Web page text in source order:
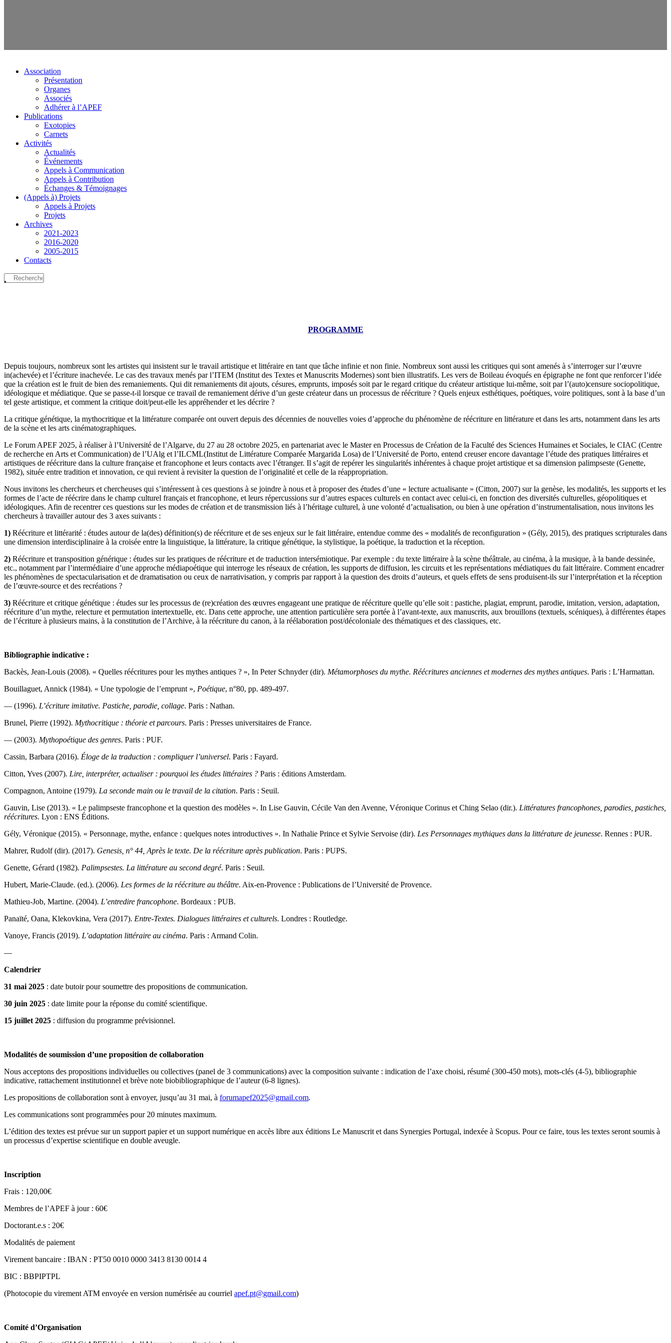
Association
Présentation
Organes
Associés
Adhérer à l’APEF
Publications
Exotopies
Carnets
Activités
Actualités
Événements
Appels à Communication
Appels à Contribution
Échanges & Témoignages
(Appels à) Projets
Appels à Projets
Projets
Archives
2021-2023
2016-2020
2005-2015
Contacts
PROGRAMME
Depuis toujours, nombreux sont les artistes qui insistent sur le travail artistique et littéraire en tant que tâche infinie et non finie. Nombreux sont aussi les critiques qui sont amenés à s’interroger sur l’œuvre
in(achevée) et l’écriture inachevée. Le cas des travaux menés par l’ITEM (Institut des Textes et Manuscrits Modernes) sont bien illustratifs. Les vers de Boileau évoqués en épigraphe ne font que renforcer l’idée
que la création est le fruit de bien des remaniements. Qui dit remaniements dit ajouts, césures, emprunts, imposés soit par le regard critique du créateur artistique lui-même, soit par l’(auto)censure sociopolitique,
idéologique et médiatique. Que se passe-t-il lorsque ce travail de remaniement dérive d’un geste créateur dans un processus de réécriture ? Quels enjeux esthétiques, poétiques, voire politiques, sont à la base d’un
tel geste artistique, et comment la critique doit/peut-elle les appréhender et les décrire ?
La critique génétique, la mythocritique et la littérature comparée ont ouvert depuis des décennies de nouvelles voies d’approche du phénomène de réécriture en littérature et dans les arts, notamment dans les arts
de la scène et les arts cinématographiques.
Le Forum APEF 2025, à réaliser à l’Université de l’Algarve, du 27 au 28 octobre 2025, en partenariat avec le Master en Processus de Création de la Faculté des Sciences Humaines et Sociales, le CIAC (Centre
de recherche en Arts et Communication) de l’UAlg et l’ILCML(Institut de Littérature Comparée Margarida Losa) de l’Université de Porto, entend creuser encore davantage l’étude des pratiques littéraires et
artistiques de réécriture dans la culture française et francophone et leurs contacts avec l’étranger. Il s’agit de repérer les singularités inhérentes à chaque projet artistique et sa dimension palimpseste (Genette,
1982), située entre tradition et innovation, ce qui revient à revisiter la question de l’originalité et celle de la réappropriation.
Nous invitons les chercheurs et chercheuses qui s’intéressent à ces questions à se joindre à nous et à proposer des études d’une « lecture actualisante » (Citton, 2007) sur la genèse, les modalités, les supports et les
formes de l’acte de réécrire dans le champ culturel français et francophone, et leurs répercussions sur d’autres espaces culturels en contact avec celui-ci, en fonction des diversités culturelles, géopolitiques et
idéologiques. Afin de recentrer ces questions sur les modes de création et de transmission liés à l’héritage culturel, à une volonté d’actualisation, ou bien à une opération d’instrumentalisation, nous invitons les
chercheurs à travailler autour des 3 axes suivants :
1) Réécriture et littérarité : études autour de la(des) définition(s) de réécriture et de ses enjeux sur le fait littéraire, entendue comme des « modalités de reconfiguration » (Gély, 2015), des pratiques scripturales dans
une dimension interdisciplinaire à la croisée entre la linguistique, la littérature, la critique génétique, la stylistique, la poétique, la traduction et la réception.
2) Réécriture et transposition générique : études sur les pratiques de réécriture et de traduction intersémiotique. Par exemple : du texte littéraire à la scène théâtrale, au cinéma, à la musique, à la bande dessinée,
etc., notamment par l’intermédiaire d’une approche médiapoétique qui interroge les réseaux de création, les supports de diffusion, les circuits et les représentations médiatiques du fait littéraire. Comment encadrer
les phénomènes de spectacularisation et de dramatisation ou ceux de narrativisation, y compris par rapport à la question des droits d’auteurs, et quels effets de sens produisent-ils sur l’interprétation et la réception
de l’œuvre-source et des recréations ?
3) Réécriture et critique génétique : études sur les processus de (re)création des œuvres engageant une pratique de réécriture quelle qu’elle soit : pastiche, plagiat, emprunt, parodie, imitation, version, adaptation,
réécriture d’un mythe, relecture et permutation intertextuelle, etc. Dans cette approche, une attention particulière sera portée à l’avant-texte, aux manuscrits, aux brouillons (textuels, scéniques), à différentes étapes
de l’écriture à plusieurs mains, à la constitution de l’Archive, à la réécriture du canon, à la réélaboration post/décoloniale des thématiques et des classiques, etc.
Bibliographie indicative :
Backès, Jean-Louis (2008). « Quelles réécritures pour les mythes antiques ? », In Peter Schnyder (dir). Métamorphoses du mythe. Réécritures anciennes et modernes des mythes antiques. Paris : L’Harmattan.
Bouillaguet, Annick (1984). « Une typologie de l’emprunt », Poétique, n°80, pp. 489-497.
— (1996). L’écriture imitative. Pastiche, parodie, collage. Paris : Nathan.
Brunel, Pierre (1992). Mythocritique : théorie et parcours. Paris : Presses universitaires de France.
— (2003). Mythopoétique des genres. Paris : PUF.
Cassin, Barbara (2016). Éloge de la traduction : compliquer l’universel. Paris : Fayard.
Citton, Yves (2007). Lire, interpréter, actualiser : pourquoi les études littéraires ? Paris : éditions Amsterdam.
Compagnon, Antoine (1979). La seconde main ou le travail de la citation. Paris : Seuil.
Gauvin, Lise (2013). « Le palimpseste francophone et la question des modèles ». In Lise Gauvin, Cécile Van den Avenne, Véronique Corinus et Ching Selao (dir.). Littératures francophones, parodies, pastiches,
réécritures. Lyon : ENS Éditions.
Gély, Véronique (2015). « Personnage, mythe, enfance : quelques notes introductives ». In Nathalie Prince et Sylvie Servoise (dir). Les Personnages mythiques dans la littérature de jeunesse. Rennes : PUR.
Mahrer, Rudolf (dir). (2017). Genesis, n° 44, Après le texte. De la réécriture après publication. Paris : PUPS.
Genette, Gérard (1982). Palimpsestes. La littérature au second degré. Paris : Seuil.
Hubert, Marie-Claude. (ed.). (2006). Les formes de la réécriture au théâtre. Aix-en-Provence : Publications de l’Université de Provence.
Mathieu-Job, Martine. (2004). L’entredire francophone. Bordeaux : PUB.
Panaïté, Oana, Klekovkina, Vera (2017). Entre-Textes. Dialogues littéraires et culturels. Londres : Routledge.
Vanoye, Francis (2019). L’adaptation littéraire au cinéma. Paris : Armand Colin.
—
Calendrier
31 mai 2025 : date butoir pour soumettre des propositions de communication.
30 juin 2025 : date limite pour la réponse du comité scientifique.
15 juillet 2025 : diffusion du programme prévisionnel.
Modalités de soumission d’une proposition de collaboration
Nous acceptons des propositions individuelles ou collectives (panel de 3 communications) avec la composition suivante : indication de l’axe choisi, résumé (300-450 mots), mots-clés (4-5), bibliographie
indicative, rattachement institutionnel et brève note biobibliographique de l’auteur (6-8 lignes).
Les propositions de collaboration sont à envoyer, jusqu’au 31 mai, à forumapef2025@gmail.com.
Les communications sont programmées pour 20 minutes maximum.
L’édition des textes est prévue sur un support papier et un support numérique en accès libre aux éditions Le Manuscrit et dans Synergies Portugal, indexée à Scopus. Pour ce faire, tous les textes seront soumis à
un processus d’expertise scientifique en double aveugle.
Inscription
Frais : 120,00€
Membres de l’APEF à jour : 60€
Doctorant.e.s : 20€
Modalités de paiement
Virement bancaire : IBAN : PT50 0010 0000 3413 8130 0014 4
BIC : BBPIPTPL
(Photocopie du virement ATM envoyée en version numérisée au courriel apef.pt@gmail.com)
Comité d’Organisation